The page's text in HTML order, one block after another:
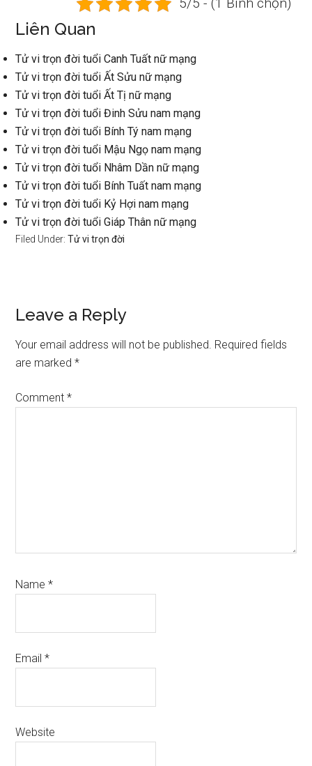
Liên Quan
Tử vi trọn đời tuổi Canh Tuất nữ mạng
Tử vi trọn đời tuổi Ất Sửu nữ mạng
Tử vi trọn đời tuổi Ất Tị nữ mạng
Tử vi trọn đời tuổi Đinh Sửu nam mạng
Tử vi trọn đời tuổi Bính Tý nam mạng
Tử vi trọn đời tuổi Mậu Ngọ nam mạng
Tử vi trọn đời tuổi Nhâm Dần nữ mạng
Tử vi trọn đời tuổi Bính Tuất nam mạng
Tử vi trọn đời tuổi Kỷ Hợi nam mạng
Tử vi trọn đời tuổi Giáp Thân nữ mạng
Filed Under:Tử vi trọn đời
Reader
Interactions
Leave a Reply
Your email address will not be published. Required fields
are marked*
Comment*
Name*
Email*
Website